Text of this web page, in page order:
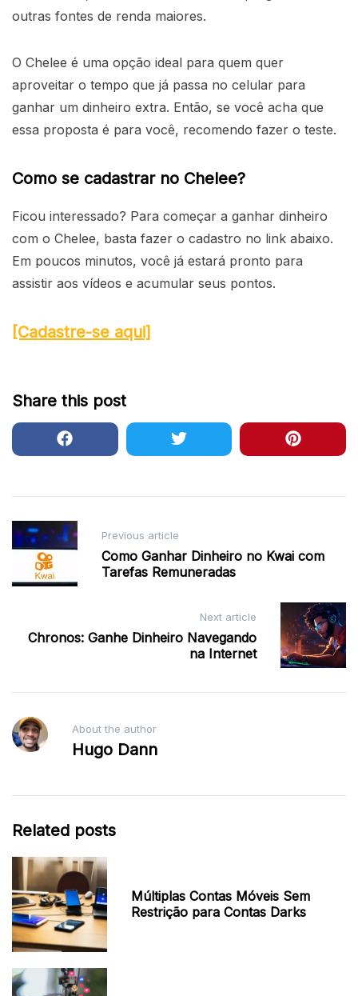
outras fontes de renda maiores.
O Chelee é uma opção ideal para quem quer
aproveitar o tempo que já passa no celular para
ganhar um dinheiro extra. Então, se você acha que
essa proposta é para você, recomendo fazer o teste.
Como se cadastrar no Chelee?
Ficou interessado? Para começar a ganhar dinheiro
com o Chelee, basta fazer o cadastro no link abaixo.
Em poucos minutos, você já estará pronto para
assistir aos vídeos e acumular seus pontos.
[Cadastre-se aqui]
Share this post
Post
navigation
Previous article
Como Ganhar Dinheiro no Kwai com
Tarefas Remuneradas
Next article
Chronos: Ganhe Dinheiro Navegando
na Internet
About the author
Hugo Dann
Related posts
Múltiplas Contas Móveis Sem
Restrição para Contas Darks